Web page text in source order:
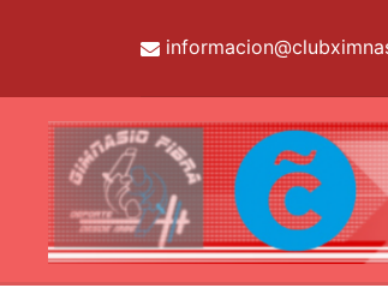
Ximnasio Fibra
Web oficial de Club Ximnasio Fibra